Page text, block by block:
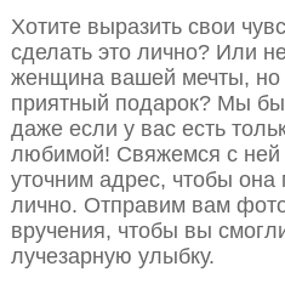
Хотите выразить свои
сделать это лично? Или
женщина вашей мечты, но
приятный подарок? Мы
даже если у вас есть
любимой! Свяжемся с ней
уточним адрес, чтобы она
лично. Отправим вам
вручения, чтобы вы
лучезарную улыбку.